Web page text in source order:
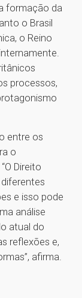
formação da
o Brasil
o Reino
processos,
entre os
o
Direito
e isso pode
análise
atual do
reflexões e,
afirma.